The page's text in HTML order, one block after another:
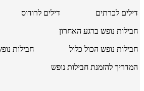
דילים לכרתים דילים לרודוס
חבילות נופש ברגע האחרון
חבילות נופש הכול כלול חבילות
המדריך להזמנת חבילות נופש